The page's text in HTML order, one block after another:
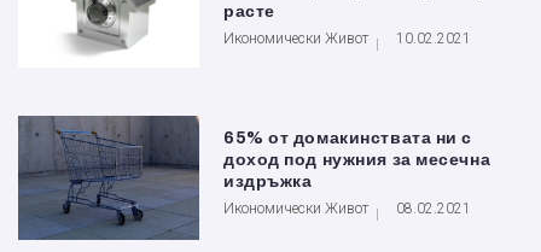
расте
Икономически Живот 10.02.2021
65% от домакинствата ни с
доход под нужния за месечна
издръжка
Икономически Живот 08.02.2021